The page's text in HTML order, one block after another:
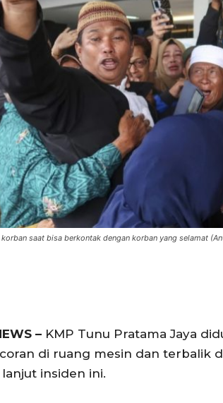
korban saat bisa berkontak dengan korban yang selamat
– KMP Tunu Pratama Jaya
di ruang mesin dan terbalik
insiden ini.